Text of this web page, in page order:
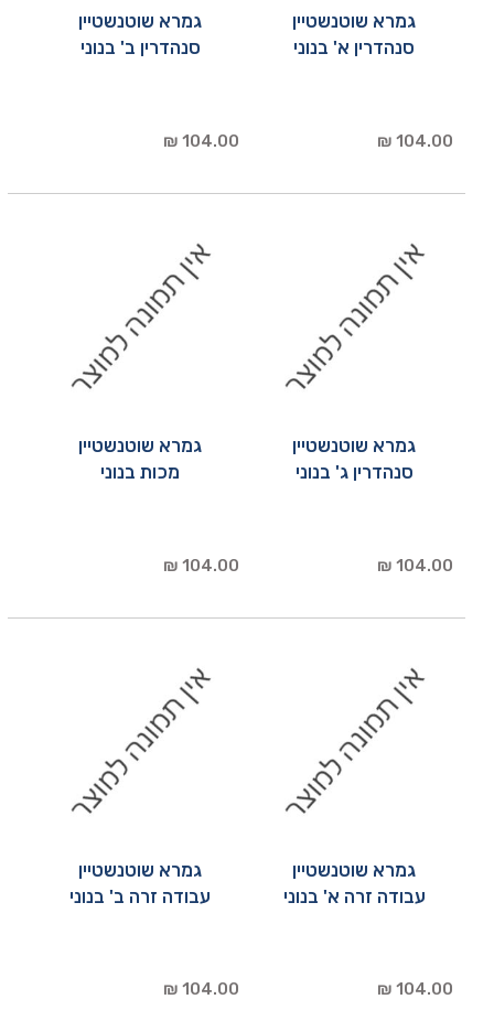
גמרא שוטנשטיין
סנהדרין א' בנוני
104.00 ₪
גמרא שוטנשטיין
סנהדרין ב' בנוני
104.00 ₪
גמרא שוטנשטיין
סנהדרין ג' בנוני
104.00 ₪
גמרא שוטנשטיין
מכות בנוני
104.00 ₪
גמרא שוטנשטיין
עבודה זרה א' בנוני
104.00 ₪
גמרא שוטנשטיין
עבודה זרה ב' בנוני
104.00 ₪